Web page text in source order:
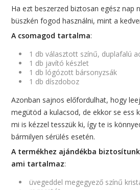
Ha ezt beszerzed biztosan egész nap
büszkén fogod használni, mint a
A csomagod tartalma:
1 db választott színű, duplafalú
1 db javító készlet
1 db lógózott bársonyzsák
1 db díszdoboz
Azonban sajnos előfordulhat, hogy
megütöd a kulacsod, de ekkor se ess
mi is kézzel tesszük ki, így te is
bármilyen sérülés esetén.
A termékhez ajándékba
ami tartalmaz:
üvegeddel megegyező színű